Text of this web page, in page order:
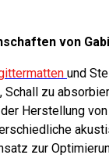
von
und
Schall zu
Herstellung
zur